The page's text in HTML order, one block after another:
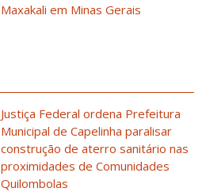
Maxakali em Minas Gerais
Justiça Federal ordena Prefeitura
Municipal de Capelinha paralisar
construção de aterro sanitário nas
proximidades de Comunidades
Quilombolas